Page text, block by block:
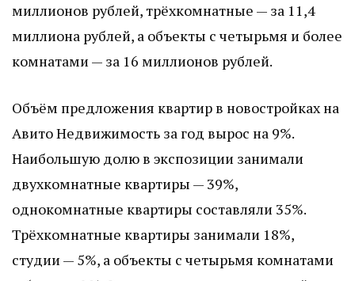
миллионов рублей, трёхкомнатные — за 11,4
миллиона рублей, а объекты с четырьмя и более
комнатами — за 16 миллионов рублей.
Объём предложения квартир в новостройках на
Авито Недвижимость за год вырос на 9%.
Наибольшую долю в экспозиции занимали
двухкомнатные квартиры — 39%,
однокомнатные квартиры составляли 35%.
Трёхкомнатные квартиры занимали 18%,
студии — 5%, а объекты с четырьмя комнатами